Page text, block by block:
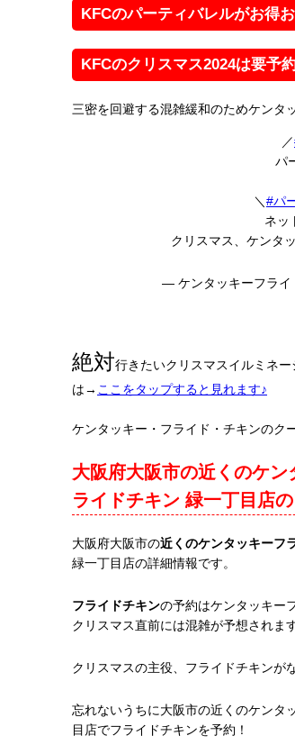
KFCのパーティバレルがお得
KFCのクリスマス2024は要予約
三密を回避する混雑緩和のためケンタ
／
パ
＼ #パ
ネッ
クリスマス、ケンタ
— ケンタッキーフライ
絶対行きたいクリスマスイルミネ
は→ ここをタップすると見れます♪
ケンタッキー・フライド・チキンのク
大阪府大阪市の近くのケ
ライドチキン 緑一丁目店
大阪府大阪市の近くのケンタッキーフ
緑一丁目店の詳細情報です。
フライドチキンの予約はケンタッキー
クリスマス直前には混雑が予想されます
クリスマスの主役、フライドチキンが
忘れないうちに大阪市の近くのケンタ
目店でフライドチキンを予約！